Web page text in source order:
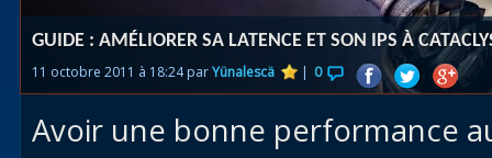
des îles
GUIDE : AMÉLIORER SA LATENCE ET SON IPS À
11 octobre 2011 à 18:24 parYünalescä | 0
Avoir une bonne performance